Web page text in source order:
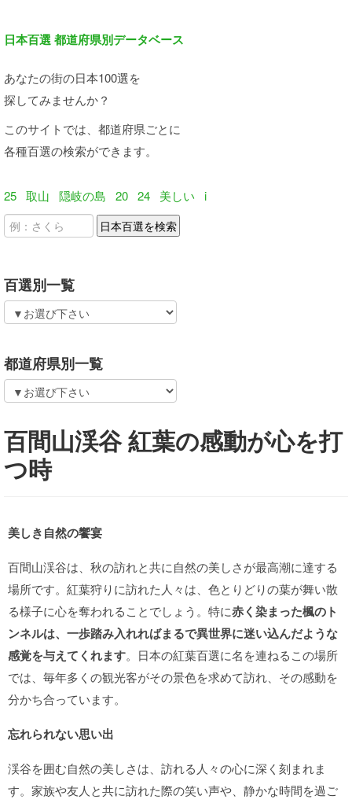
日本百選 都道府県別データベース
あなたの街の日本100選を
探してみませんか？
このサイトでは、都道府県ごとに
各種百選の検索ができます。
25 取山 隠岐の島 20 24 美しい i
百選別一覧
都道府県別一覧
百間山渓谷 紅葉の感動が心を打
つ時
美しき自然の饗宴
百間山渓谷は、秋の訪れと共に自然の美しさが最高潮に達する
場所です。紅葉狩りに訪れた人々は、色とりどりの葉が舞い散
る様子に心を奪われることでしょう。特に赤く染まった楓のト
ンネルは、一歩踏み入れればまるで異世界に迷い込んだような
感覚を与えてくれます。日本の紅葉百選に名を連ねるこの場所
では、毎年多くの観光客がその景色を求めて訪れ、その感動を
分かち合っています。
忘れられない思い出
渓谷を囲む自然の美しさは、訪れる人々の心に深く刻まれま
す。家族や友人と共に訪れた際の笑い声や、静かな時間を過ご